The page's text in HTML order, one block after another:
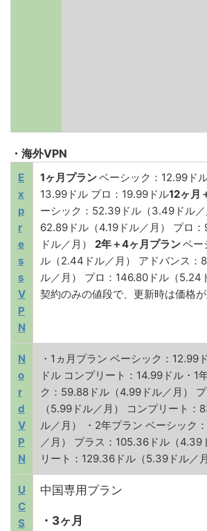
・海外VPN
E
x
p
r
e
s
s
V
P
N
1ヶ月プランベーシック：12.99ド
13.99ドル プロ：19.99ドル12ヶ月
ーシック：52.39ドル（3.49ドル／
62.89ドル（4.19ドル／月） プロ
ドル／月） 2年＋4ヶ月プランベー
ル（2.44ドル／月） アドバンス：
ル／月） プロ：146.80ドル（5.24
契約のみの値段で、更新時は価格
N
o
r
d
V
P
N
・1ヵ月プラン ベーシック：12.99
ドル コンプリート：14.99ドル・1
ク：59.88ドル（4.99ドル／月）
（5.99ドル／月） コンプリート：
ル／月） ・2年プラン ベーシック
／月） プラス：105.36ドル（4.39
リート：129.36ドル（5.39ドル／月
U
C
S
中国専用プラン
・3ヶ月